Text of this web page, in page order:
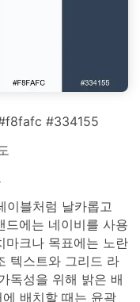
#334155
이블처럼 날카롭고
드에는 네이비를 사용
마크나 목표에는 노란
텍스트와 그리드 라
독성을 위해 밝은 배
배치할 때는 윤곽